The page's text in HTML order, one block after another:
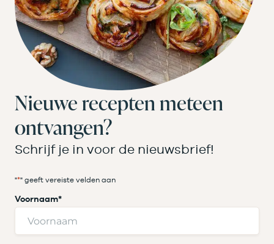
Nieuwe recepten meteen
ontvangen?
Schrijf je in voor de nieuwsbrief!
"*" geeft vereiste velden aan
Voornaam*